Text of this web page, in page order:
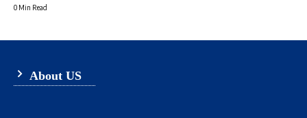
0 Min Read
About US